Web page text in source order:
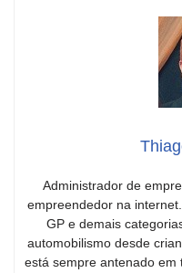
Administrador de
empreendedor na
GP e demais
automobilismo desde
está sempre antenado em